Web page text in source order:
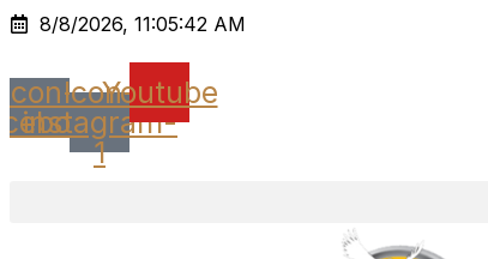
Ir
o
conteúdo
8/8/2026, 11:05:42 AM
Icon-Icon-
instagram-
1
Youtube